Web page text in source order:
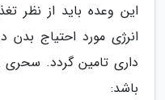
این وعده باید از نظر
انرژی مورد احتیاج
داری تامین گردد. سحری
باشد: